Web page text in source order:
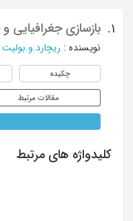
1. بازسازی جغرافیایی
نویسنده : ریچارد.و.بولیت
چکیده
مقالات مرتبط
کلیدواژه های مرتبط